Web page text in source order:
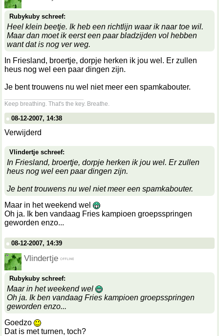
Rubykuby schreef:
Heel klein beetje. Ik heb een richtlijn waar ik naar toe wil.
Maar dan moet ik eerst een paar bladzijden vol hebben
want dat is nog ver weg.
In Friesland, broertje, dorpje herken ik jou wel. Er zullen
heus nog wel een paar dingen zijn.
Je bent trouwens nu wel niet meer een spamkabouter.
Keep breathing. That's the key. Breathe.
08-12-2007, 14:38
Verwijderd
Vlindertje schreef:
In Friesland, broertje, dorpje herken ik jou wel. Er zullen
heus nog wel een paar dingen zijn.
Je bent trouwens nu wel niet meer een spamkabouter.
Maar in het weekend wel
Oh ja. Ik ben vandaag Fries kampioen groepsspringen
geworden enzo...
08-12-2007, 14:39
Vlindertje
Rubykuby schreef:
Maar in het weekend wel
Oh ja. Ik ben vandaag Fries kampioen groepsspringen
geworden enzo...
Goedzo
Dat is met turnen, toch?